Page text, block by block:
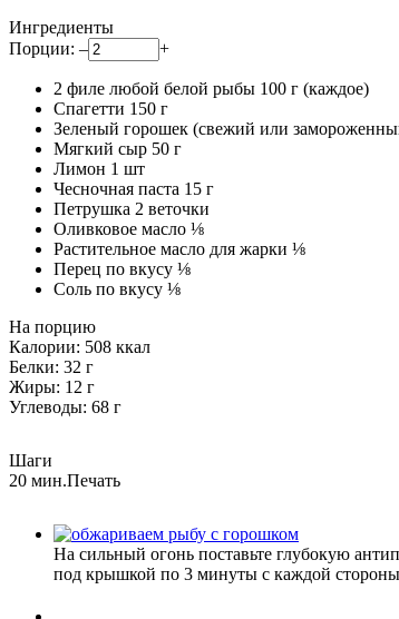
Ингредиенты
Порции: – +
2 филе любой белой рыбы 100 г (каждое)
Спагетти 150 г
Зеленый горошек (свежий или
Мягкий сыр 50 г
Лимон 1 шт
Чесночная паста 15 г
Петрушка 2 веточки
Оливковое масло ⅛
Растительное масло для жарки ⅛
Перец по вкусу ⅛
Соль по вкусу ⅛
На порцию
Калории: 508 ккал
Белки: 32 г
Жиры: 12 г
Углеводы: 68 г
Шаги
20 мин.Печать
На сильный огонь поставьте глубокую
под крышкой по 3 минуты с каждой